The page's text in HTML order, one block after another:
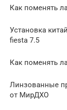
Как поменять
Установка
fiesta 7.5
Как поменять
Линзованные
от МирДХО